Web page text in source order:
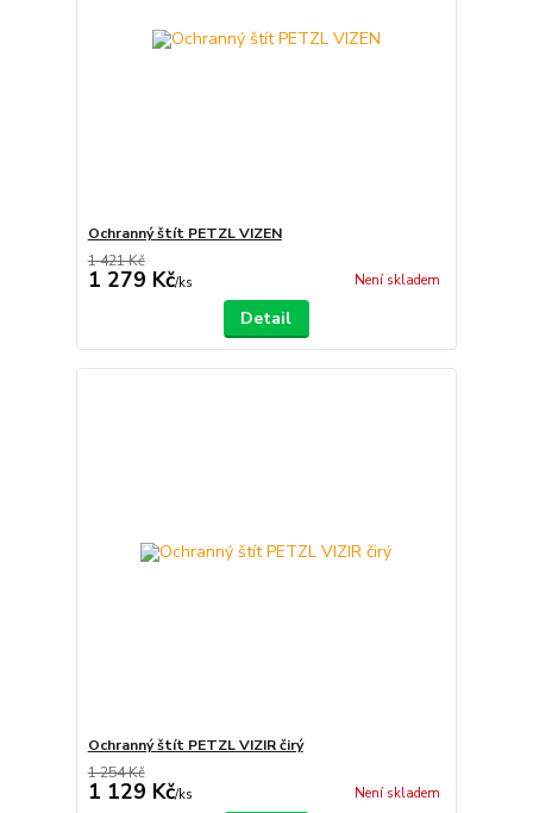
Ochranný štít PETZL VIZEN
1 421 Kč
1 279 Kč/ks Není skladem
Detail
Ochranný štít PETZL VIZIR čirý
1 254 Kč
1 129 Kč/ks Není skladem